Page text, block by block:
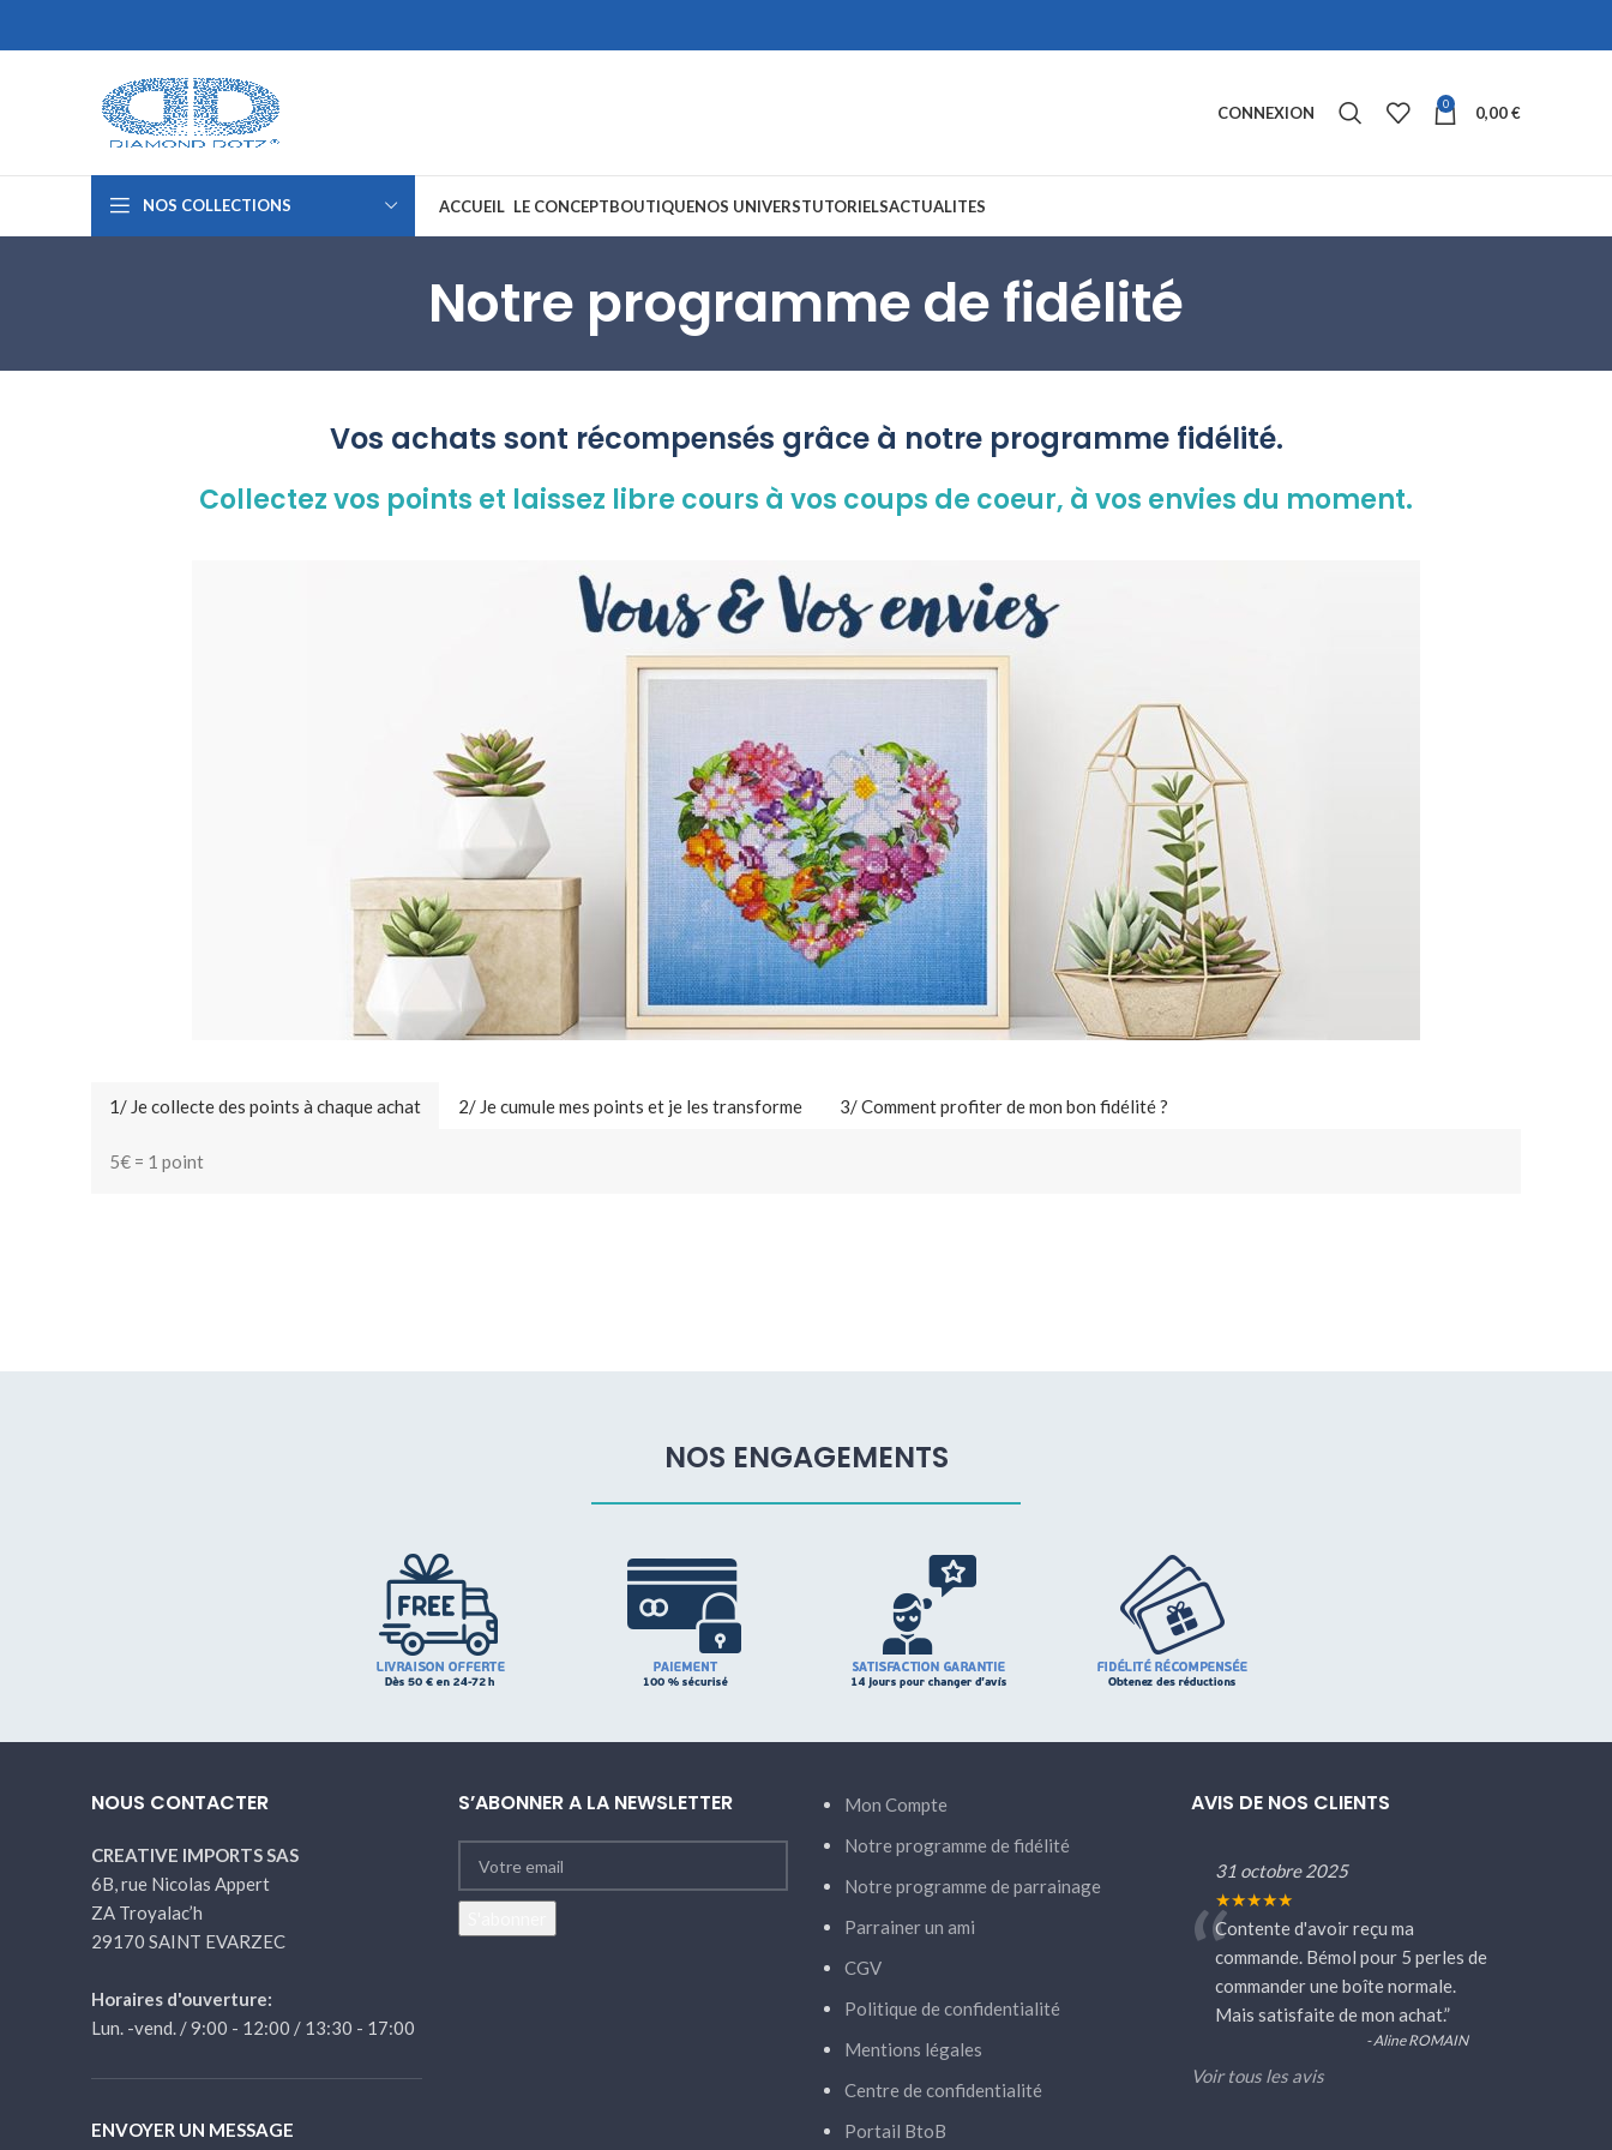
CONNEXION 0 0,00€
NOS COLLECTIONS ACCUEIL LE CONCEPTBOUTIQUENOS UNIVERSTUTORIELSACTUALITES
Notre programme de fidélité
Vos achats sont récompensés grâce à notre programme fidélité.
Collectez vos points et laissez libre cours à vos coups de coeur, à vos envies du moment.
1/ Je collecte des points à chaque achat 2/ Je cumule mes points et je les transforme 3/ Comment profiter de mon bon fidélité ?
5€ = 1 point
NOS ENGAGEMENTS
NOUS CONTACTER
CREATIVE IMPORTS SAS
6B, rue Nicolas Appert
ZA Troyalac’h
29170 SAINT EVARZEC
Horaires d'ouverture:
Lun. -vend. / 9:00 - 12:00 / 13:30 - 17:00
ENVOYER UN MESSAGE
S’ABONNER A LA NEWSLETTER
Mon Compte
Notre programme de fidélité
Notre programme de parrainage
Parrainer un ami
CGV
Politique de confidentialité
Mentions légales
Centre de confidentialité
Portail BtoB
AVIS DE NOS CLIENTS
31 octobre 2025
★★★★★
“Contente d'avoir reçu ma
commande. Bémol pour 5 perles de
commander une boîte normale.
Mais satisfaite de mon achat.”
- Aline ROMAIN
Voir tous les avis